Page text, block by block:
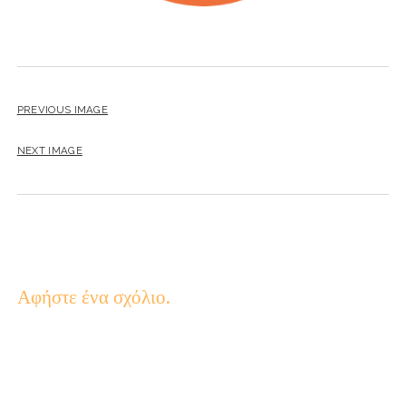
PREVIOUS IMAGE
NEXT IMAGE
Αφήστε ένα σχόλιο.